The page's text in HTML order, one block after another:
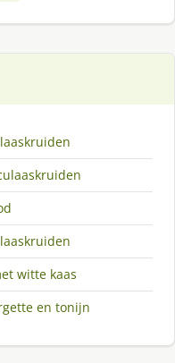
witte kaas
en tonijn